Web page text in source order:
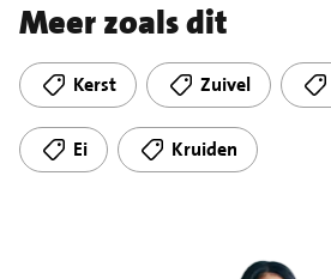
Meer zoals dit
Kerst Zuivel
Ei Kruiden